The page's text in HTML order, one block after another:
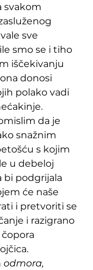
svakom
sve
smo se i tiho
iščekivanju
donosi
polako vadi
da je
snažnim
s kojim
u debeloj
bi podgrijala
će naše
i pretvoriti se
i razigrano
odmora,